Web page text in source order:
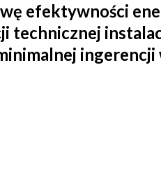
efektywności
technicznej